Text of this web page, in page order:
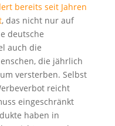
bereits seit Jahren
, das nicht nur auf
deutsche
auch die
die jährlich
versterben. Selbst
reicht
eingeschränkt
haben in